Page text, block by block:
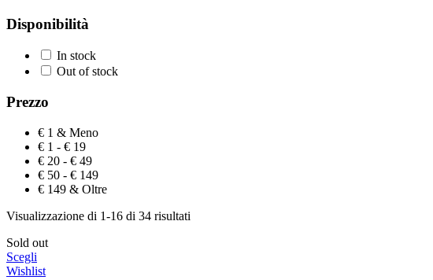
Disponibilità
In stock
Out of stock
Prezzo
€ 1 & Meno
€ 1 - € 19
€ 20 - € 49
€ 50 - € 149
€ 149 & Oltre
Visualizzazione di 1-16 di 34 risultati
Sold out
Scegli
Wishlist